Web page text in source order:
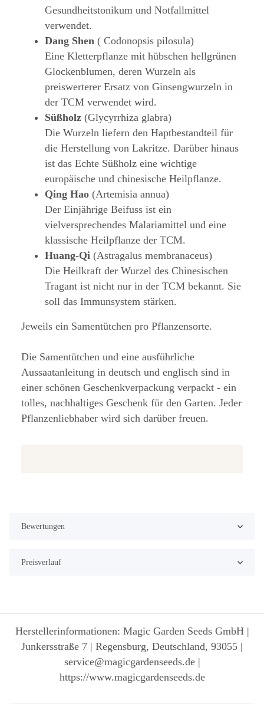
Gesundheitstonikum und Notfallmittel
verwendet.
Dang Shen ( Codonopsis pilosula)
Eine Kletterpflanze mit hübschen hellgrünen
Glockenblumen, deren Wurzeln als
preiswerterer Ersatz von Ginsengwurzeln in
der TCM verwendet wird.
Süßholz (Glycyrrhiza glabra)
Die Wurzeln liefern den Haptbestandteil für
die Herstellung von Lakritze. Darüber hinaus
ist das Echte Süßholz eine wichtige
europäische und chinesische Heilpflanze.
Qing Hao (Artemisia annua)
Der Einjährige Beifuss ist ein
vielversprechendes Malariamittel und eine
klassische Heilpflanze der TCM.
Huang-Qi (Astragalus membranaceus)
Die Heilkraft der Wurzel des Chinesischen
Tragant ist nicht nur in der TCM bekannt. Sie
soll das Immunsystem stärken.
Jeweils ein Samentütchen pro Pflanzensorte.
Die Samentütchen und eine ausführliche
Aussaatanleitung in deutsch und englisch sind in
einer schönen Geschenkverpackung verpackt - ein
tolles, nachhaltiges Geschenk für den Garten. Jeder
Pflanzenliebhaber wird sich darüber freuen.
Bewertungen
Preisverlauf
Herstellerinformationen: Magic Garden Seeds GmbH |
Junkersstraße 7 | Regensburg, Deutschland, 93055 |
service@magicgardenseeds.de |
https://www.magicgardenseeds.de